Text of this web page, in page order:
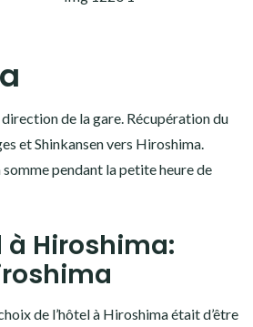
de la gare. Récupération du
et Shinkansen vers Hiroshima.
somme pendant la petite heure de
à Hiroshima:
de l’hôtel à Hiroshima était d’être